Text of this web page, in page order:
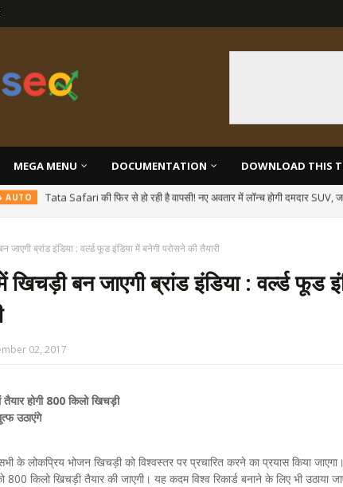
MEGA MENU DOCUMENTATION DOWNLOAD THIS
NEWS IDBI बैंक ने शुरू की WhatsApp बैंकिंग, अब 24 घंटे उठा सकेंगे इन सर्विसेज का
जाएगी ब्रांड इंडिया : वर्ल्ड फूड इंडिया में बनेगी परोसने की तैयारी
बन जाएगी ब्रांड इंडिया : वर्ल्ड फूड
02, 2017
होगी 800 किलो खिचड़ी
उठाएंगे
के लोकप्रिय भोजन खिचड़ी को विश्वस्तर पर प्रचारित करने का प्रयास किया
800 किलो खिचड़ी तैयार की जाएगी। यह कदम विश्व रिकार्ड बनाने के लिए भी उठाया